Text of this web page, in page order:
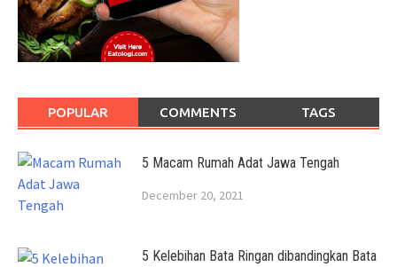
POPULAR COMMENTS TAGS
5 Macam Rumah Adat Jawa Tengah
December 20, 2021
5 Kelebihan Bata Ringan dibandingkan Bata